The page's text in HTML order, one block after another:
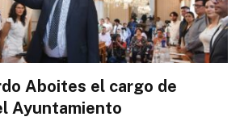
Aboites el cargo de
Ayuntamiento